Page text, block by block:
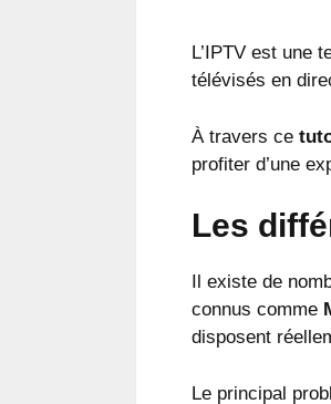
L’IPTV est une
télévisés en
À travers ce
profiter d’une
Les
Il existe de
connus comme
disposent
Le principal